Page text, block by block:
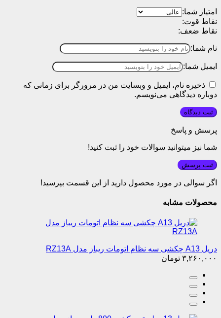
امتیاز شما:
نقاط قوت:
نقاط ضعف:
نام شما:
ایمیل شما:
ذخیره نام، ایمیل و وبسایت من در مرورگر برای زمانی که
دوباره دیدگاهی می‌نویسم.
پرسش و پاسخ
شما نیز میتوانید سوالات خود را ثبت کنید!
ثبت پرسش
اگر سوالی در مورد محصول دارید از این قسمت بپرسید!
محصولات مشابه
دریل A13 چکشی سه نظام اتومات ریباز مدل RZ13A
۳,۲۶۰,۰۰۰ تومان